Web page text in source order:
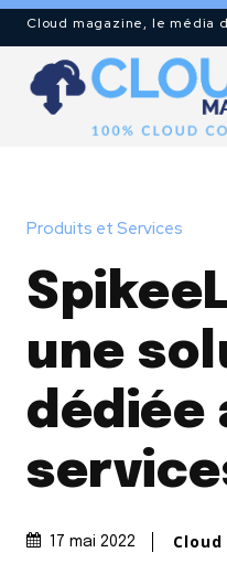
Cloud magazine, le média
Produits et Services
une
dédiée
17 mai 2022